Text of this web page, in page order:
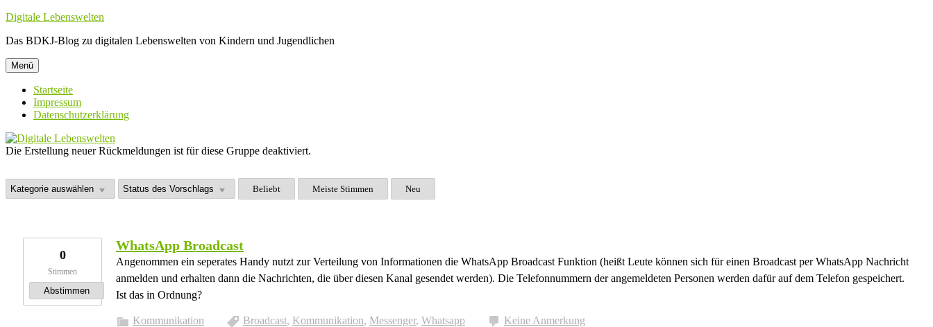
Zum
springen
Digitale Lebenswelten
Das BDKJ-Blog zu digitalen Lebenswelten von Kindern und Jugendlichen
Menü
Startseite
Impressum
Datenschutzerklärung
Die Erstellung neuer Rückmeldungen ist für diese Gruppe deaktiviert.
Beliebt Meiste Stimmen Neu
0
Stimmen
Abstimmen
WhatsApp Broadcast
Angenommen ein seperates Handy nutzt zur Verteilung von Informationen die WhatsApp Broadcast Funktion (heißt Leute können sich für einen Broadcast per WhatsApp Nachricht
anmelden und erhalten dann die Nachrichten, die über diesen Kanal gesendet werden). Die Telefonnummern der angemeldeten Personen werden dafür auf dem Telefon gespeichert.
Ist das in Ordnung?
Kommunikation Broadcast, Kommunikation, Messenger, Whatsapp Keine Anmerkung